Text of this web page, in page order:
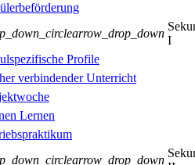
arrow_drop_down
I
Profile
verbindender Unterricht
Lernen
arrow_drop_down